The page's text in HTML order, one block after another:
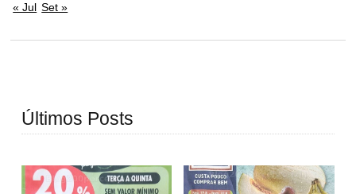
« Jul Set »
Últimos Posts